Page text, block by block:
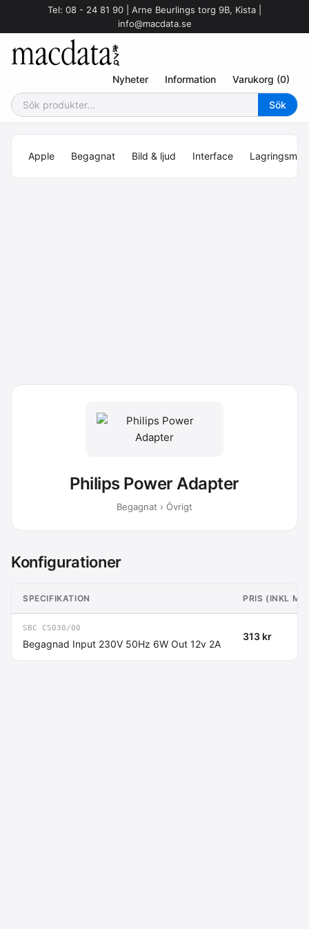
Tel: 08 - 24 81 90 | Arne Beurlings torg 9B, Kista |
info@macdata.se
Nyheter Information Varukorg (0)
Apple Begagnat Bild & ljud Interface
Philips Power Adapter
Begagnat › Övrigt
Konfigurationer
SPECIFIKATION PRIS (INKL
SBC CS030/00
Begagnad Input 230V 50Hz 6W Out 12v 2A
313 kr